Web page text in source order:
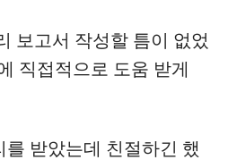
보고서 작성할 틈이 없었
직접적으로 도움 받게
받았는데 친절하긴 했